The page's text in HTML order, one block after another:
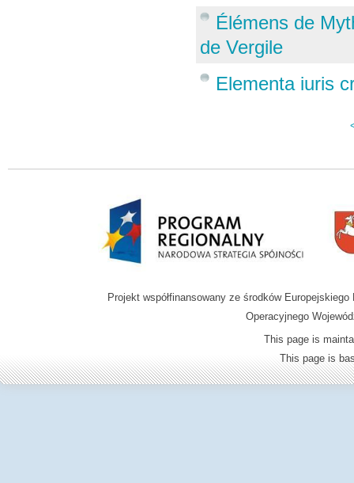
Élémens de
de Vergile
Elementa iuris
Projekt współfinansowany ze środków
Operacyjnego
This page is
This page is